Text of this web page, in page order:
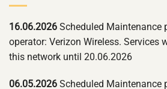
16.06.2026 Scheduled Maintenance
operator: Verizon Wireless. Services
this network until 20.06.2026
06.05.2026 Scheduled Maintenance